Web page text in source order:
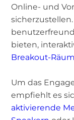
Online- und
bieten,
Breakout-
Um das
empfiehlt es
aktivierende